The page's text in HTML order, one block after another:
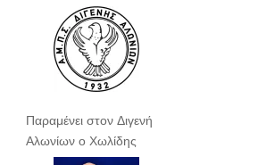
Παραμένει στον Διγενή
Αλωνίων ο Χωλίδης